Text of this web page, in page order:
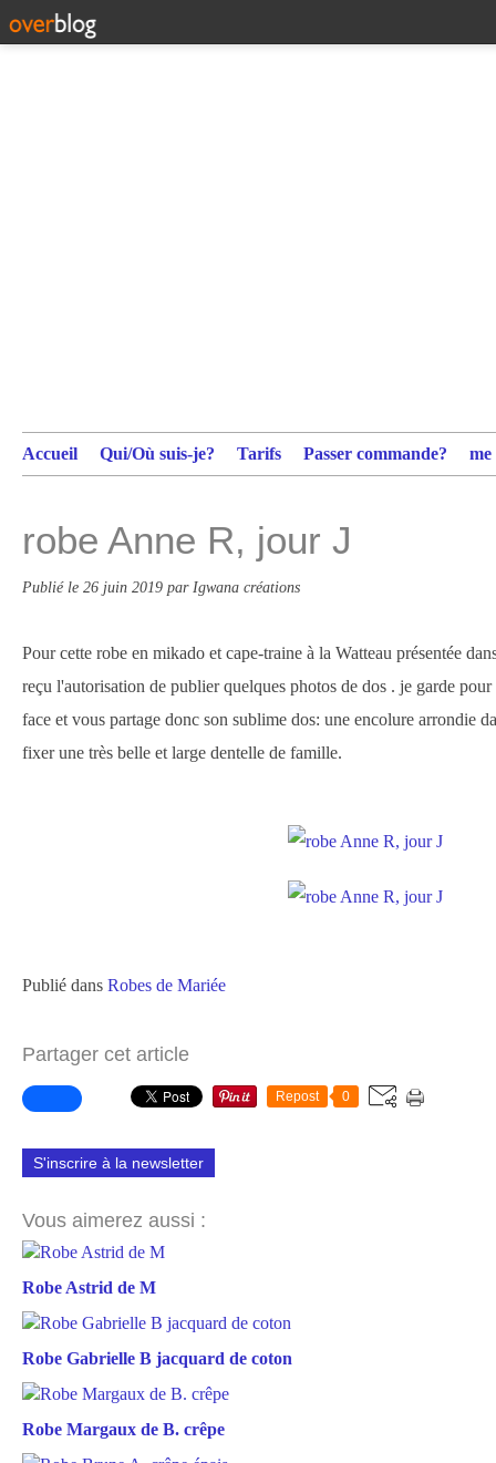
Accueil Qui/Où suis-je? Tarifs Passer commande?
robe Anne R, jour J
Publié le 26 juin 2019 par Igwana créations
Pour cette robe en mikado et cape-traine à la Watteau présentée
reçu l'autorisation de publier quelques photos de dos . je garde
face et vous partage donc son sublime dos: une encolure arrondie
fixer une très belle et large dentelle de famille.
Publié dans Robes de Mariée
Partager cet article
Repost 0
S'inscrire à la newsletter
Vous aimerez aussi :
Robe Astrid de M
Robe Gabrielle B jacquard de coton
Robe Margaux de B. crêpe